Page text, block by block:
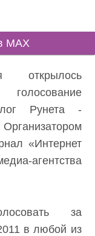
MAX
открылось
Рунета -
«Интернет
агентства
за
в любой из